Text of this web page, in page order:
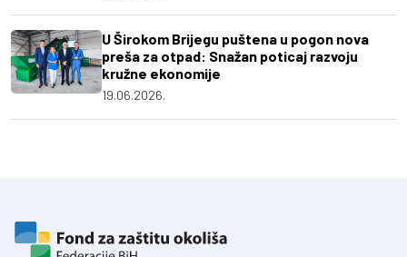
U Širokom Brijegu puštena u pogon nova
preša za otpad: Snažan poticaj razvoju
kružne ekonomije
19.06.2026.